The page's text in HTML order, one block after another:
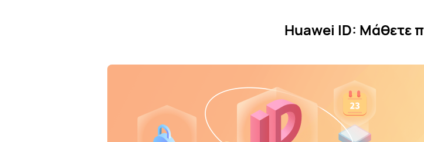
Huawei ID: Μάθετε